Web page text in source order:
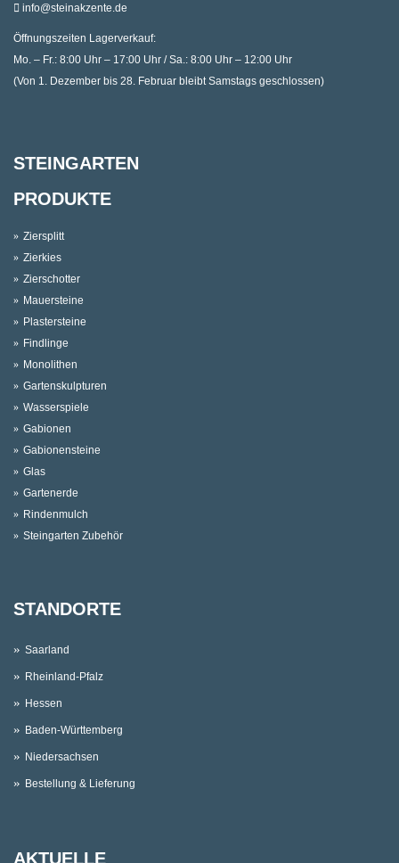
info@steinakzente.de
Öffnungszeiten Lagerverkauf:
Mo. – Fr.: 8:00 Uhr – 17:00 Uhr / Sa.: 8:00 Uhr – 12:00 Uhr
(Von 1. Dezember bis 28. Februar bleibt Samstags geschlossen)
STEINGARTEN
PRODUKTE
Ziersplitt
Zierkies
Zierschotter
Mauersteine
Plastersteine
Findlinge
Monolithen
Gartenskulpturen
Wasserspiele
Gabionen
Gabionensteine
Glas
Gartenerde
Rindenmulch
Steingarten Zubehör
STANDORTE
Saarland
Rheinland-Pfalz
Hessen
Baden-Württemberg
Niedersachsen
Bestellung & Lieferung
AKTUELLE